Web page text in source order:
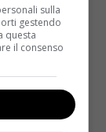
sulla
gestendo
questa
il consenso